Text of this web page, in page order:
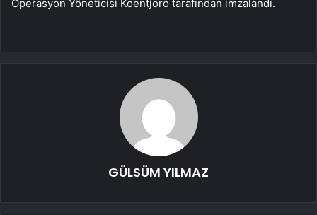
Operasyon Yöneticisi Koentjoro tarafından imzalandı.
GÜLSÜM YILMAZ